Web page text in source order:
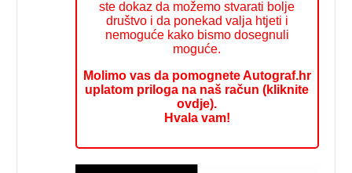
ste dokaz da možemo stvarati bolje
društvo i da ponekad valja htjeti i
nemoguće kako bismo dosegnuli
moguće.
Molimo vas da pomognete Autograf.hr
uplatom priloga na naš račun (kliknite
ovdje).
Hvala vam!